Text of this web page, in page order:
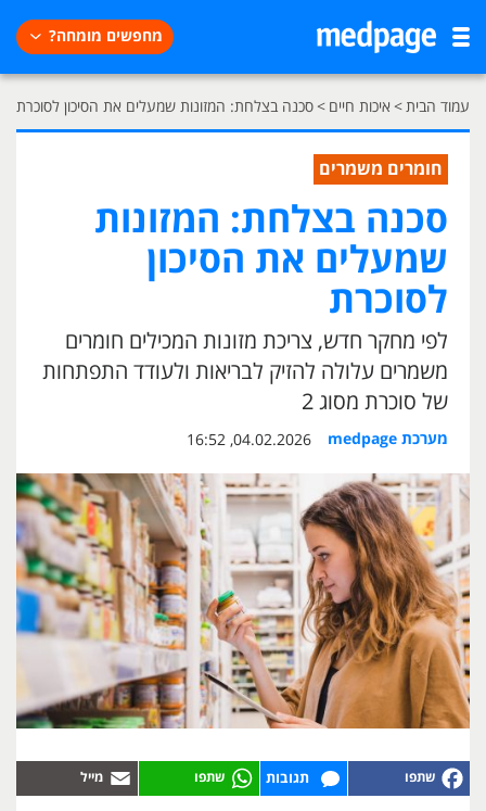
מחפשים מומחה?
עמוד הבית> איכות חיים >סכנה בצלחת: המזונות שמעלים את הסיכון לסוכרת
חומרים משמרים
סכנה בצלחת: המזונות
שמעלים את הסיכון
לסוכרת
לפי מחקר חדש, צריכת מזונות המכילים חומרים
משמרים עלולה להזיק לבריאות ולעודד התפתחות
של סוכרת מסוג 2
מערכת medpage 04.02.2026, 16:52
תגובות